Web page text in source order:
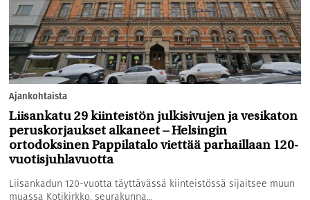
Ajankohtaista
Liisankatu 29 kiinteistön julkisivujen ja vesikaton
peruskorjaukset alkaneet – Helsingin
ortodoksinen Pappilatalo viettää parhaillaan 120-
vuotisjuhlavuotta
Liisankadun 120-vuotta täyttävässä kiinteistössä sijaitsee muun
muassa Kotikirkko, seurakunna...